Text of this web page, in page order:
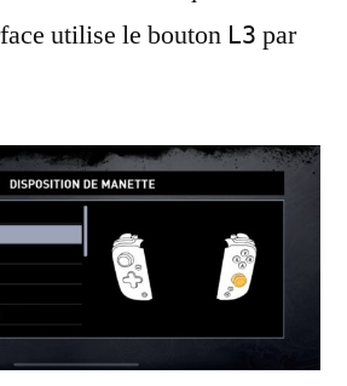
utilise le bouton L3 par